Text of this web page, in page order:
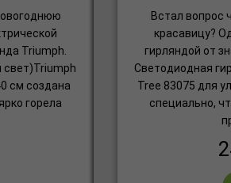
Triumph.
свет)Triumph
см создана
горела
Встал вопрос
красавицу?
гирляндой от
Светодиодная
Tree 83075 для
специально,